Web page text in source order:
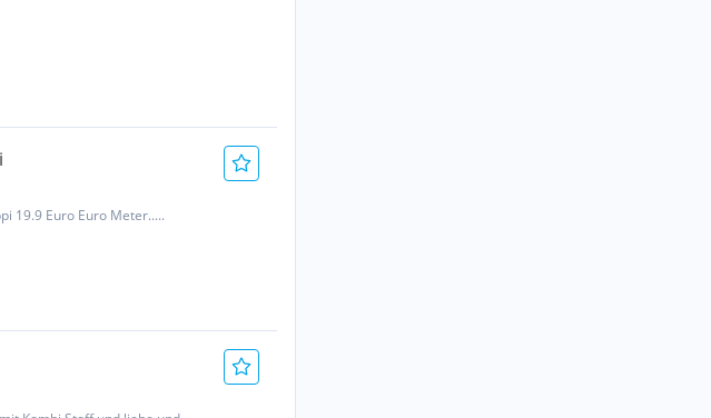
19.9 Euro Euro Meter.....